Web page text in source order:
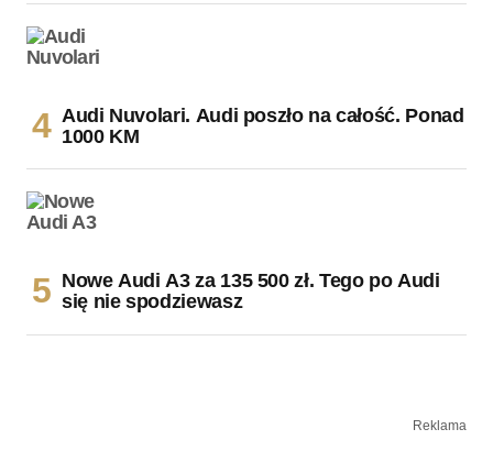
Audi Nuvolari. Audi poszło na całość. Ponad
1000 KM
Nowe Audi A3 za 135 500 zł. Tego po Audi
się nie spodziewasz
Reklama